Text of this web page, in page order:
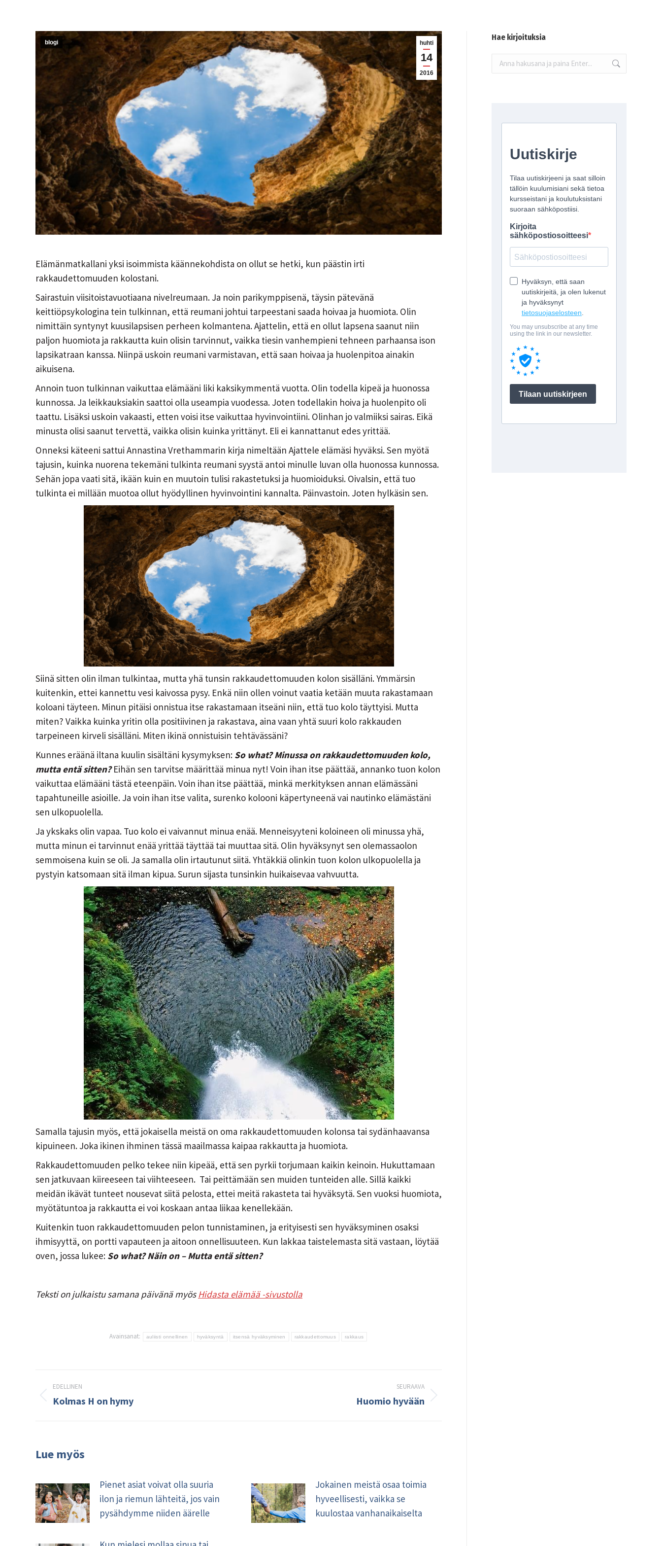
huhti
14
2016
blogi
Elämänmatkallani yksi isoimmista käännekohdista on ollut se hetki, kun päästin irti
rakkaudettomuuden kolostani.
Sairastuin viisitoistavuotiaana nivelreumaan. Ja noin parikymppisenä, täysin pätevänä
keittiöpsykologina tein tulkinnan, että reumani johtui tarpeestani saada hoivaa ja huomiota. Olin
nimittäin syntynyt kuusilapsisen perheen kolmantena. Ajattelin, että en ollut lapsena saanut niin
paljon huomiota ja rakkautta kuin olisin tarvinnut, vaikka tiesin vanhempieni tehneen parhaansa ison
lapsikatraan kanssa. Niinpä uskoin reumani varmistavan, että saan hoivaa ja huolenpitoa ainakin
aikuisena.
Annoin tuon tulkinnan vaikuttaa elämääni liki kaksikymmentä vuotta. Olin todella kipeä ja huonossa
kunnossa. Ja leikkauksiakin saattoi olla useampia vuodessa. Joten todellakin hoiva ja huolenpito oli
taattu. Lisäksi uskoin vakaasti, etten voisi itse vaikuttaa hyvinvointiini. Olinhan jo valmiiksi sairas. Eikä
minusta olisi saanut tervettä, vaikka olisin kuinka yrittänyt. Eli ei kannattanut edes yrittää.
Onneksi käteeni sattui Annastina Vrethammarin kirja nimeltään Ajattele elämäsi hyväksi. Sen myötä
tajusin, kuinka nuorena tekemäni tulkinta reumani syystä antoi minulle luvan olla huonossa kunnossa.
Sehän jopa vaati sitä, ikään kuin en muutoin tulisi rakastetuksi ja huomioiduksi. Oivalsin, että tuo
tulkinta ei millään muotoa ollut hyödyllinen hyvinvointini kannalta. Päinvastoin. Joten hylkäsin sen.
Siinä sitten olin ilman tulkintaa, mutta yhä tunsin rakkaudettomuuden kolon sisälläni. Ymmärsin
kuitenkin, ettei kannettu vesi kaivossa pysy. Enkä niin ollen voinut vaatia ketään muuta rakastamaan
koloani täyteen. Minun pitäisi onnistua itse rakastamaan itseäni niin, että tuo kolo täyttyisi. Mutta
miten? Vaikka kuinka yritin olla positiivinen ja rakastava, aina vaan yhtä suuri kolo rakkauden
tarpeineen kirveli sisälläni. Miten ikinä onnistuisin tehtävässäni?
Kunnes eräänä iltana kuulin sisältäni kysymyksen: So what? Minussa on rakkaudettomuuden kolo,
mutta entä sitten?Eihän sen tarvitse määrittää minua nyt! Voin ihan itse päättää, annanko tuon kolon
vaikuttaa elämääni tästä eteenpäin. Voin ihan itse päättää, minkä merkityksen annan elämässäni
tapahtuneille asioille. Ja voin ihan itse valita, surenko kolooni käpertyneenä vai nautinko elämästäni
sen ulkopuolella.
Ja ykskaks olin vapaa. Tuo kolo ei vaivannut minua enää. Menneisyyteni koloineen oli minussa yhä,
mutta minun ei tarvinnut enää yrittää täyttää tai muuttaa sitä. Olin hyväksynyt sen olemassaolon
semmoisena kuin se oli. Ja samalla olin irtautunut siitä. Yhtäkkiä olinkin tuon kolon ulkopuolella ja
pystyin katsomaan sitä ilman kipua. Surun sijasta tunsinkin huikaisevaa vahvuutta.
Samalla tajusin myös, että jokaisella meistä on oma rakkaudettomuuden kolonsa tai sydänhaavansa
kipuineen. Joka ikinen ihminen tässä maailmassa kaipaa rakkautta ja huomiota.
Rakkaudettomuuden pelko tekee niin kipeää, että sen pyrkii torjumaan kaikin keinoin. Hukuttamaan
sen jatkuvaan kiireeseen tai viihteeseen. Tai peittämään sen muiden tunteiden alle. Sillä kaikki
meidän ikävät tunteet nousevat siitä pelosta, ettei meitä rakasteta tai hyväksytä. Sen vuoksi huomiota,
myötätuntoa ja rakkautta ei voi koskaan antaa liikaa kenellekään.
Kuitenkin tuon rakkaudettomuuden pelon tunnistaminen, ja erityisesti sen hyväksyminen osaksi
ihmisyyttä, on portti vapauteen ja aitoon onnellisuuteen. Kun lakkaa taistelemasta sitä vastaan, löytää
oven, jossa lukee: So what? Näin on – Mutta entä sitten?
Teksti on julkaistu samana päivänä myös Hidasta elämää -sivustolla
Avainsanat: auliisti onnellinen hyväksyntä itsensä hyväksyminen rakkaudettomuus rakkaus
navigation
EDELLINEN
Edellinen
Kolmas H on hymy
SEURAAVA
Huomio hyvään
Lue myös
Pienet asiat voivat olla suuria
ilon ja riemun lähteitä, jos vain
pysähdymme niiden äärelle
Jokainen meistä osaa toimia
hyveellisesti, vaikka se
kuulostaa vanhanaikaiselta
Hae kirjoituksia
Search: